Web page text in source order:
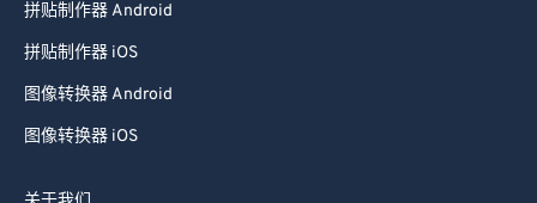
拼贴制作器 Android
拼贴制作器 iOS
图像转换器 Android
图像转换器 iOS